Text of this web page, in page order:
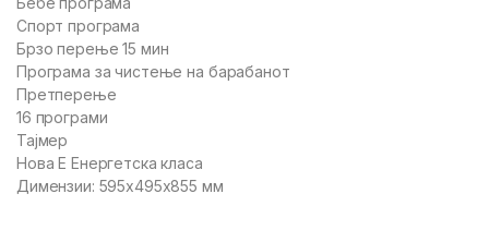
Спорт програма
Брзо перење 15 мин
Програма за чистење на барабанот
Претперење
16 програми
Тајмер
Нова Е Енергетска класа
Димензии: 595x495x855 мм